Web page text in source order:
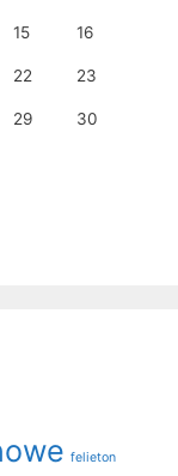
15 16
22 23
29 30
felieton